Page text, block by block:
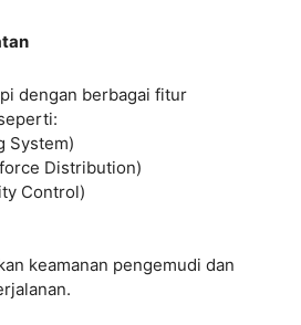
dengan berbagai fitur
System)
Distribution)
Control)
keamanan pengemudi dan